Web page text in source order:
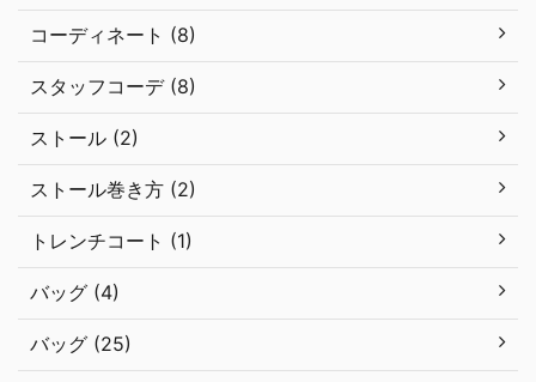
コーディネート (8)
スタッフコーデ (8)
ストール (2)
ストール巻き方 (2)
トレンチコート (1)
バッグ (4)
バッグ (25)